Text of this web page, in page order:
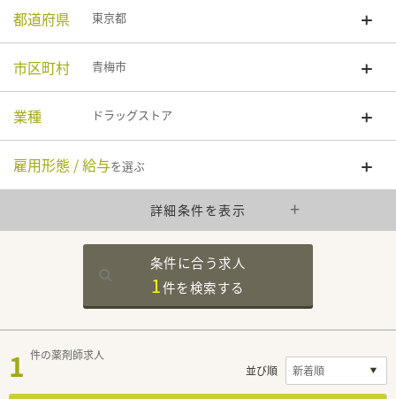
都道府県 東京都
市区町村 青梅市
業種 ドラッグストア
雇用形態 / 給与を選ぶ
詳細条件を表示
条件に合う求人
1件を検索する
1 件の薬剤師求人
並び順